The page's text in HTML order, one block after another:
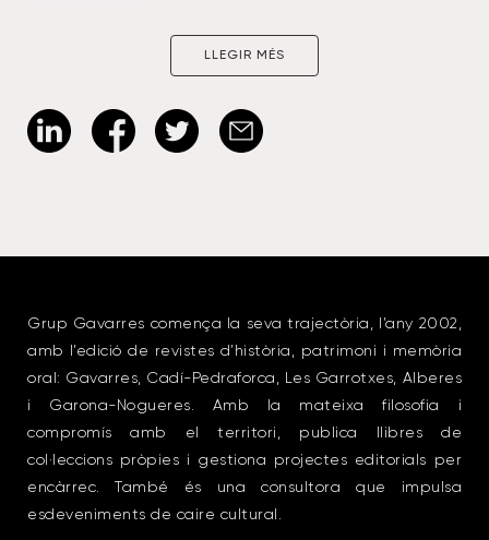
LLEGIR MÉS
Grup Gavarres comença la seva trajectòria, l’any 2002,
amb l’edició de revistes d’història, patrimoni i memòria
oral: Gavarres, Cadí-Pedraforca, Les Garrotxes, Alberes
i Garona-Nogueres. Amb la mateixa filosofia i
compromís amb el territori, publica llibres de
col·leccions pròpies i gestiona projectes editorials per
encàrrec. També és una consultora que impulsa
esdeveniments de caire cultural.